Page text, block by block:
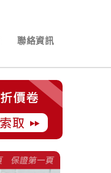
聯絡資訊